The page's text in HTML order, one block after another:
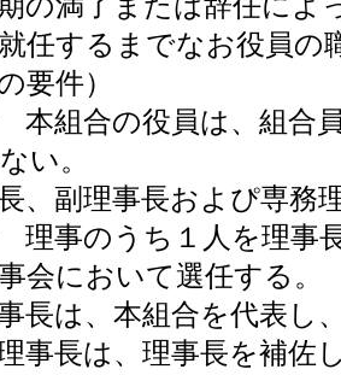
任するまでなお役員の
要件）
本組合の役員は、組合
い。
長、副理事長およぴ専務
理事のうち１人を理事
会において選任する。
長は、本組合を代表し
事長は、理事長を補佐